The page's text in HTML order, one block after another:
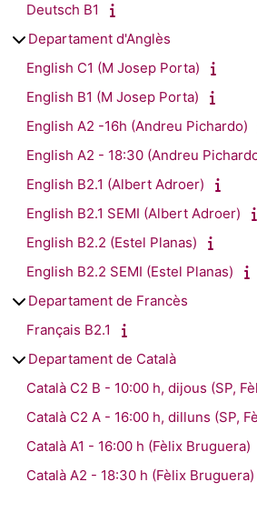
Deutsch B1
Departament d'Anglès
English C1 (M Josep Porta)
English B1 (M Josep Porta)
English A2 -16h (Andreu Pichardo)
English A2 - 18:30 (Andreu
English B2.1 (Albert Adroer)
English B2.1 SEMI (Albert Adroer)
English B2.2 (Estel Planas)
English B2.2 SEMI (Estel Planas)
Departament de Francès
Français B2.1
Departament de Català
Català C2 B - 10:00 h, dijous (SP,
Català C2 A - 16:00 h, dilluns (SP,
Català A1 - 16:00 h (Fèlix Bruguera)
Català A2 - 18:30 h (Fèlix Bruguera)